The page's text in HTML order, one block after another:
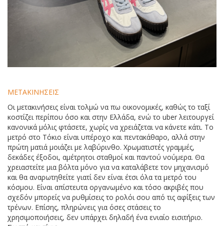
ΜΕΤΑΚΙΝΗΣΕΙΣ
Οι μετακινήσεις είναι τολμώ να πω οικονομικές, καθώς το ταξί
κοστίζει περίπου όσο και στην Ελλάδα, ενώ το uber λειτουργεί
κανονικά μόλις φτάσετε, χωρίς να χρειάζεται να κάνετε κάτι. Το
μετρό στο Τόκιο είναι υπέροχο και πεντακάθαρο, αλλά στην
πρώτη ματιά μοιάζει με λαβύρινθο. Χρωματιστές γραμμές,
δεκάδες έξοδοι, αμέτρητοι σταθμοί και παντού νούμερα. Θα
χρειαστείτε μια βόλτα μόνο για να καταλάβετε τον μηχανισμό
και θα αναρωτηθείτε γιατί δεν είναι έτσι όλα τα μετρό του
κόσμου. Είναι απίστευτα οργανωμένο και τόσο ακριβές που
σχεδόν μπορείς να ρυθμίσεις το ρολόι σου από τις αφίξεις των
τρένων. Επίσης, πληρώνεις για όσες στάσεις το
χρησιμοποιήσεις, δεν υπάρχει δηλαδή ένα ενιαίο εισιτήριο.